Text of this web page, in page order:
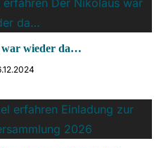
war wieder da…